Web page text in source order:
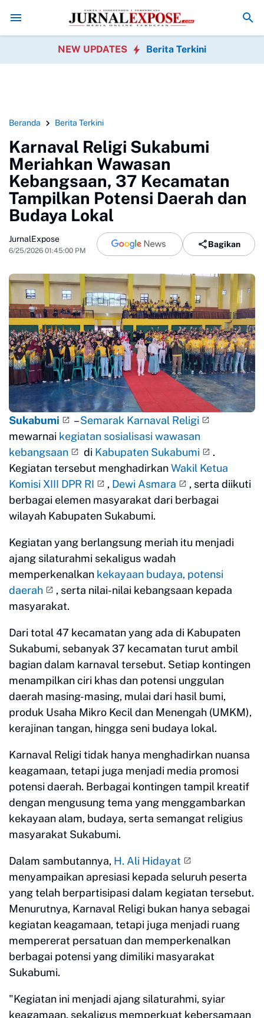
Disorot, Pemdes Buka Pengelolaan Anggaran dan Siap Diaudit
NEW UPDATES Berita Terkini
Beranda Berita Terkini
Karnaval Religi Sukabumi
Meriahkan Wawasan
Kebangsaan, 37 Kecamatan
Tampilkan Potensi Daerah dan
Budaya Lokal
JurnalExpose
6/25/2026 01:45:00 PM
Bagikan
Sukabumi –Semarak Karnaval Religi
mewarnai kegiatan sosialisasi wawasan
kebangsaan
di Kabupaten Sukabumi
.
Kegiatan tersebut menghadirkanWakil Ketua
Komisi XIII DPR RI
, Dewi Asmara
, serta diikuti
berbagai elemen masyarakat dari berbagai
wilayah Kabupaten Sukabumi.
Kegiatan yang berlangsung meriah itu menjadi
ajang silaturahmi sekaligus wadah
memperkenalkan kekayaan budaya, potensi
daerah
, serta nilai-nilai kebangsaan kepada
masyarakat.
Dari total 47 kecamatan yang ada di Kabupaten
Sukabumi, sebanyak 37 kecamatan turut ambil
bagian dalam karnaval tersebut. Setiap kontingen
menampilkan ciri khas dan potensi unggulan
daerah masing-masing, mulai dari hasil bumi,
produk Usaha Mikro Kecil dan Menengah (UMKM),
kerajinan tangan, hingga seni budaya lokal.
Karnaval Religi tidak hanya menghadirkan nuansa
keagamaan, tetapi juga menjadi media promosi
potensi daerah. Berbagai kontingen tampil kreatif
dengan mengusung tema yang menggambarkan
kekayaan alam, budaya, serta semangat religius
masyarakat Sukabumi.
Dalam sambutannya, H. Ali Hidayat
menyampaikan apresiasi kepada seluruh peserta
yang telah berpartisipasi dalam kegiatan tersebut.
Menurutnya, Karnaval Religi bukan hanya sebagai
kegiatan keagamaan, tetapi juga menjadi ruang
mempererat persatuan dan memperkenalkan
berbagai potensi yang dimiliki masyarakat
Sukabumi.
"Kegiatan ini menjadi ajang silaturahmi, syiar
keagamaan, sekaligus memperkuat kebersamaan